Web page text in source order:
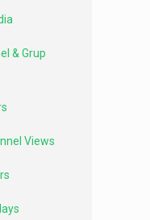
& Grup
Views